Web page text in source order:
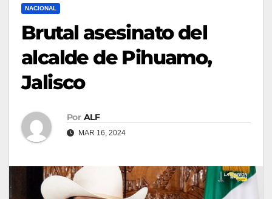
NACIONAL
Brutal asesinato del
alcalde de Pihuamo,
Jalisco
Por ALF
MAR 16, 2024